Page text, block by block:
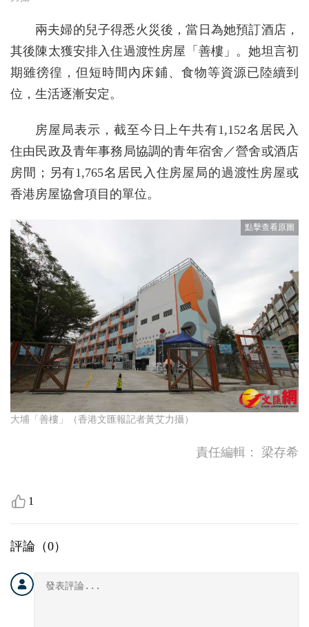
兩夫婦的兒子得悉火災後，當日為她預訂酒店，
其後陳太獲安排入住過渡性房屋「善樓」。她坦言初
期雖徬徨，但短時間內床鋪、食物等資源已陸續到
位，生活逐漸安定。
房屋局表示，截至今日上午共有1,152名居民入
住由民政及青年事務局協調的青年宿舍／營舍或酒店
房間；另有1,765名居民入住房屋局的過渡性房屋或
香港房屋協會項目的單位。
大埔「善樓」（香港文匯報記者黃艾力攝）
責任編輯： 梁存希
1
評論（0）